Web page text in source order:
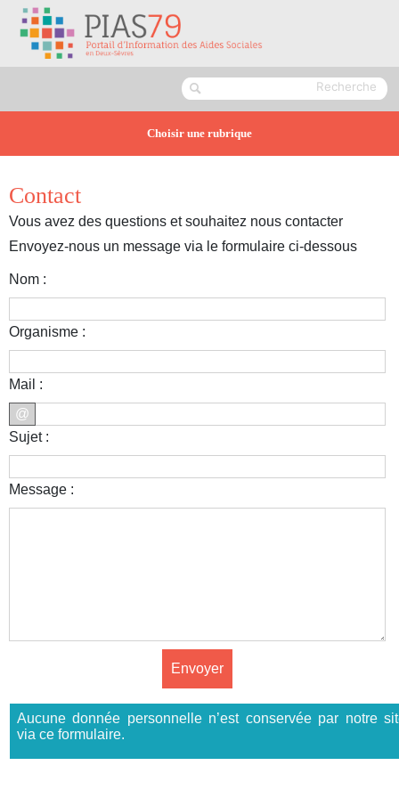
Choisir une rubrique
Contact
Vous avez des questions et souhaitez nous contacter
Envoyez-nous un message via le formulaire ci-dessous
Nom :
Organisme :
Mail :
@
Sujet :
Message :
Aucune donnée personnelle n’est conservée par notre
via ce formulaire.